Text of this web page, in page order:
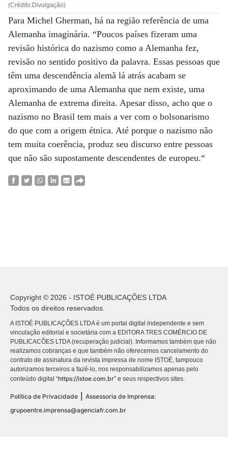
(Crédito:Divulgação)
Para Michel Gherman, há na região referência de uma
Alemanha imaginária. “Poucos países fizeram uma
revisão histórica do nazismo como a Alemanha fez,
revisão no sentido positivo da palavra. Essas pessoas que
têm uma descendência alemã lá atrás acabam se
aproximando de uma Alemanha que nem existe, uma
Alemanha de extrema direita. Apesar disso, acho que o
nazismo no Brasil tem mais a ver com o bolsonarismo
do que com a origem étnica. Até porque o nazismo não
tem muita coerência, produz seu discurso entre pessoas
que não são supostamente descendentes de europeu.“
Copyright © 2026 - ISTOÉ PUBLICAÇÕES LTDA
Todos os direitos reservados.
A ISTOÉ PUBLICAÇÕES LTDA é um portal digital independente e sem
vinculação editorial e societária com a EDITORA TRES COMÉRCIO DE
PUBLICACÕES LTDA (recuperação judicial). Informamos também que não
realizamos cobranças e que também não oferecemos cancelamento do
contrato de assinatura da revista impressa de nome ISTOÉ, tampouco
autorizamos terceiros a fazê-lo, nos responsabilizamos apenas pelo
conteúdo digital “https://istoe.com.br” e seus respectivos sites.
Política de Privacidade
Assessoria de Imprensa:
grupoentre.imprensa@agenciafr.com.br